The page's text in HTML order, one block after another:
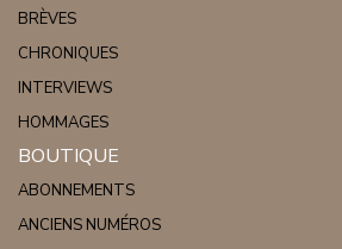
BRÈVES
CHRONIQUES
INTERVIEWS
HOMMAGES
BOUTIQUE
ABONNEMENTS
ANCIENS NUMÉROS